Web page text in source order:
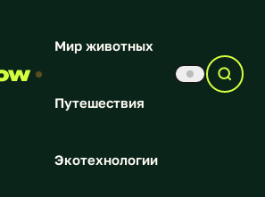
Мир животных
Путешествия
Экотехнологии